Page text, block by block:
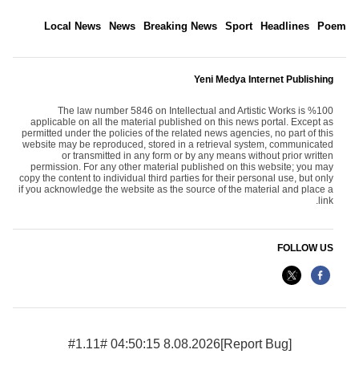
Poem
Headlines
Sport
Breaking News
News
Local News
Yeni Medya Internet Publishing
The law number 5846 on Intellectual and Artistic Works is %100
applicable on all the material published on this news portal. Except as
permitted under the policies of the related news agencies, no part of this
website may be reproduced, stored in a retrieval system, communicated
or transmitted in any form or by any means without prior written
permission. For any other material published on this website; you may
copy the content to individual third parties for their personal use, but only
if you acknowledge the website as the source of the material and place a
link.
FOLLOW US
8.08.2026 04:50:15 #1.11#